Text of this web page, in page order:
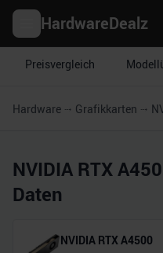
HardwareDealz
Preisvergleich
Hardware Grafikkarten
NVIDIA RTX
Daten
NVIDIA RTX A4500